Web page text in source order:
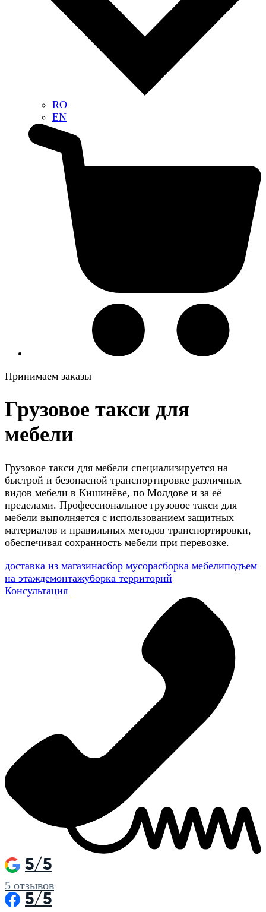
RO
EN
Принимаем заказы
Грузовое такси для
мебели
Грузовое такси для мебели специализируется на
быстрой и безопасной транспортировке различных
видов мебели в Кишинёве, по Молдове и за её
пределами. Профессиональное грузовое такси для
мебели выполняется с использованием защитных
материалов и правильных методов транспортировки,
обеспечивая сохранность мебели при перевозке.
доставка из магазинасбор мусорасборка мебелиподъем
на этаждемонтажуборка территорий
Консультация
5/5
5 отзывов
5/5